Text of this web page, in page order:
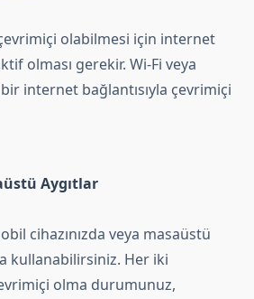
olabilmesi için internet
olması gerekir. Wi-Fi veya
internet bağlantısıyla çevrimiçi
Aygıtlar
cihazınızda veya masaüstü
kullanabilirsiniz. Her iki
olma durumunuz,